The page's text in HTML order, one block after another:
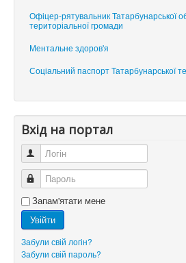
Офіцер-рятувальник Татарбунарської
територіальної громади
Ментальне здоров'я
Соціальний паспорт Татарбунарської
Вхід на портал
Логін
Пароль
Запам'ятати мене
Увійти
Забули свій логін?
Забули свій пароль?